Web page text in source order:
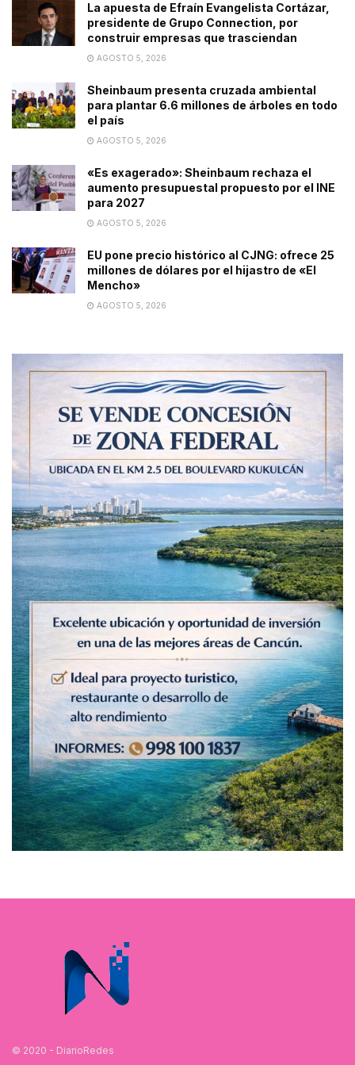
La apuesta de Efraín Evangelista Cortázar,
presidente de Grupo Connection, por
construir empresas que trasciendan
AGOSTO 5, 2026
Sheinbaum presenta cruzada ambiental
para plantar 6.6 millones de árboles en todo
el país
AGOSTO 5, 2026
«Es exagerado»: Sheinbaum rechaza el
aumento presupuestal propuesto por el INE
para 2027
AGOSTO 5, 2026
EU pone precio histórico al CJNG: ofrece 25
millones de dólares por el hijastro de «El
Mencho»
AGOSTO 5, 2026
© 2020 - DiarioRedes